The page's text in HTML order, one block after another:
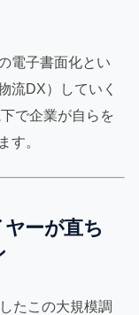
電子書面化とい
流DX）していく
で企業が自らを
す。
ーが直ち
たこの大規模調